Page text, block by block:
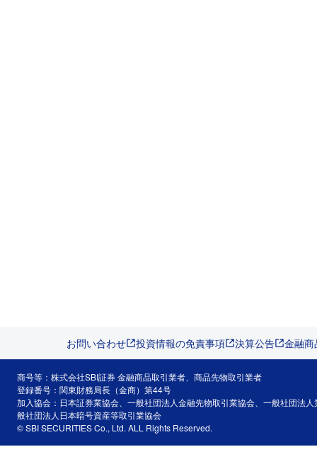
お問い合わせ 投資情報の免責事項 決算公告 金融
商号等：株式会社SBI証券 金融商品取引業者、商品先物取引業者
登録番号：関東財務局長（金商）第44号
加入協会：日本証券業協会、一般社団法人金融先物取引業協会、一般社団法
般社団法人日本暗号資産等取引業協会
© SBI SECURITIES Co., Ltd. ALL Rights Reserved.